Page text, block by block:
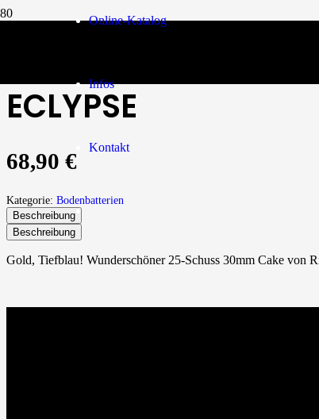
Online-Katalog
Infos
Kontakt
ECLYPSE
68,90 €
Kategorie: Bodenbatterien
Beschreibung
Beschreibung
Gold, Tiefblau! Wunderschöner 25-Schuss 30mm Cake von